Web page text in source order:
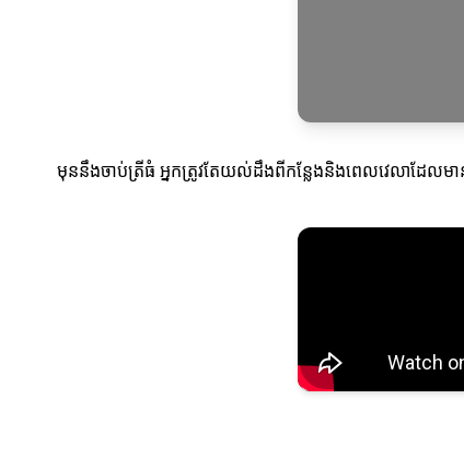
មុននឹងចាប់ត្រីធំ អ្នកត្រូវតែយល់ដឹងពីកន្លែងនិងពេលវេលាដែលមា